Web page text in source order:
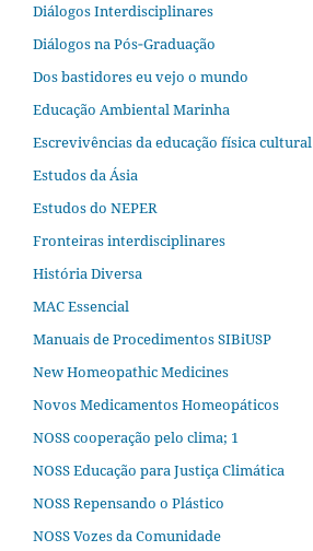
Diálogos Interdisciplinares
Diálogos na Pós‐Graduação
Dos bastidores eu vejo o mundo
Educação Ambiental Marinha
Escrevivências da educação física cultural
Estudos da Ásia​
Estudos do NEPER
Fronteiras interdisciplinares
História Diversa
MAC Essencial
Manuais de Procedimentos SIBiUSP
New Homeopathic Medicines
Novos Medicamentos Homeopáticos
NOSS cooperação pelo clima; 1
NOSS Educação para Justiça Climática
NOSS Repensando o Plástico
NOSS Vozes da Comunidade